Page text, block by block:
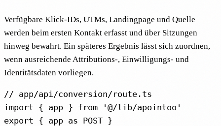
Verfügbare Klick-IDs, UTMs, Landingpage und Quelle
werden beim ersten Kontakt erfasst und über Sitzungen
hinweg bewahrt. Ein späteres Ergebnis lässt sich zuordnen,
wenn ausreichende Attributions-, Einwilligungs- und
Identitätsdaten vorliegen.
// app/api/conversion/route.ts
import { app } from '@/lib/apointoo'
export { app as POST }